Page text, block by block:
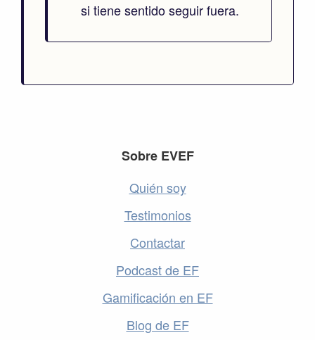
si tiene sentido seguir fuera.
Sobre EVEF
Quién soy
Testimonios
Contactar
Podcast de EF
Gamificación en EF
Blog de EF